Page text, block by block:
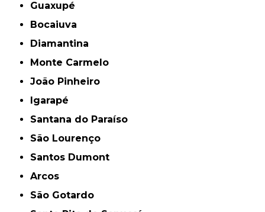
Guaxupé
Bocaiuva
Diamantina
Monte Carmelo
João Pinheiro
Igarapé
Santana do Paraíso
São Lourenço
Santos Dumont
Arcos
São Gotardo